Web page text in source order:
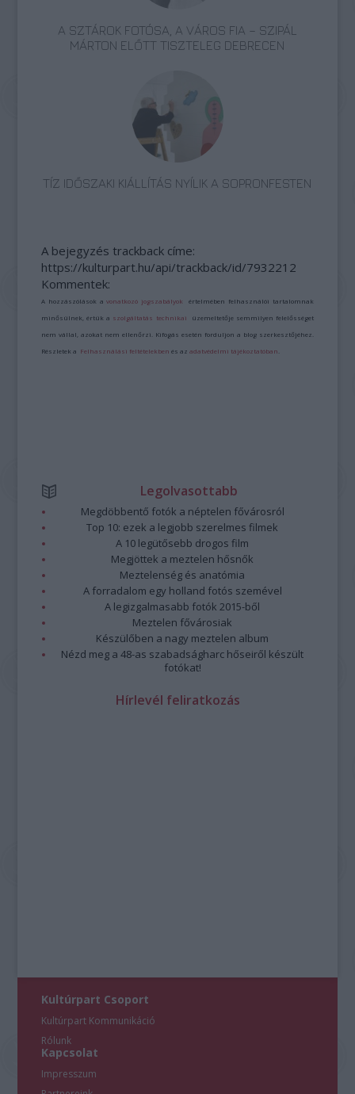
A SZTÁROK FOTÓSA, A VÁROS FIA – SZIPÁL
MÁRTON ELŐTT TISZTELEG DEBRECEN
TÍZ IDŐSZAKI KIÁLLÍTÁS NYÍLIK A SOPRONFESTEN
A bejegyzés trackback címe:
https://kulturpart.hu/api/trackback/id/7932212
Kommentek:
A hozzászólások avonatkozó jogszabályok értelmében felhasználói tartalomnak
minősülnek, értük a szolgáltatás technikai üzemeltetője semmilyen felelősséget
nem vállal, azokat nem ellenőrzi. Kifogás esetén forduljon a blog szerkesztőjéhez.
Részletek a Felhasználási feltételekben és azadatvédelmi tájékoztatóban
Legolvasottabb
Megdöbbentő fotók a néptelen fővárosról
Top 10: ezek a legjobb szerelmes filmek
A 10 legütősebb drogos film
Megjöttek a meztelen hősnők
Meztelenség és anatómia
A forradalom egy holland fotós szemével
A legizgalmasabb fotók 2015-ből
Meztelen fővárosiak
Készülőben a nagy meztelen album
Nézd meg a 48-as szabadságharc hőseiről készült
fotókat!
Hírlevél feliratkozás
Kultúrpart Csoport
Kultúrpart Kommunikáció
Rólunk
Kapcsolat
Impresszum